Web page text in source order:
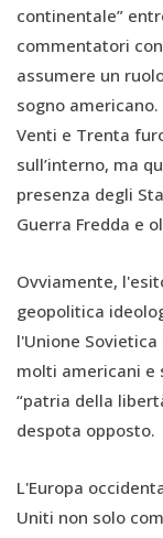
continentale”
commentatori
assumere un
sogno
Venti e Trenta
sull’interno, ma
presenza degli
Guerra Fredda e
Ovviamente,
geopolitica
l'Unione
molti americani e
“patria della
despota opposto.
L'Europa
Uniti non solo